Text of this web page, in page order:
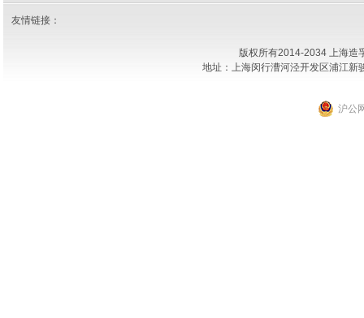
友情链接：
版权所有2014-2034 上海造
地址：上海闵行漕河泾开发区浦江
沪公